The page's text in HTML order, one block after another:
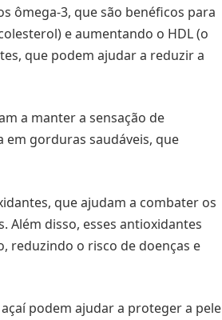
ômega-3, que são benéficos para
e aumentando o HDL (o
que podem ajudar a reduzir a
a manter a sensação de
em gorduras saudáveis, que
que ajudam a combater os
Além disso, esses antioxidantes
reduzindo o risco de doenças e
podem ajudar a proteger a pele